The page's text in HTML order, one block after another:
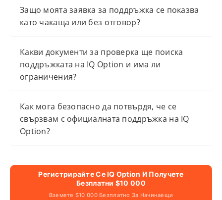
Защо моята заявка за поддръжка се показва
като чакаща или без отговор?
Какви документи за проверка ще поиска
поддръжката на IQ Option и има ли
ограничения?
Как мога безопасно да потвърдя, че се
свързвам с официалната поддръжка на IQ
Option?
Регистрирайте Се IQ Option И Получете
Безплатни $10 000
Вземете $10 000 Безплатно За Начинаещи